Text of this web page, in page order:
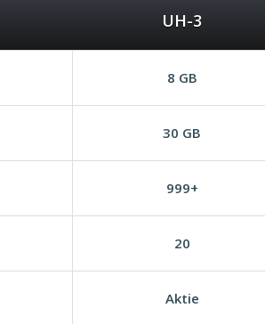
UH-3
8 GB
30 GB
999+
20
Aktie